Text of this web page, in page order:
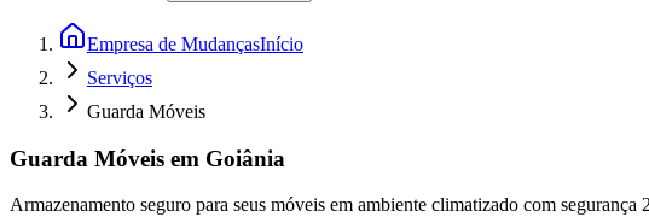
Empresa de MudançasInício
Serviços
Guarda Móveis
Guarda Móveis em Goiânia
Armazenamento seguro para seus móveis em ambiente climatizado com